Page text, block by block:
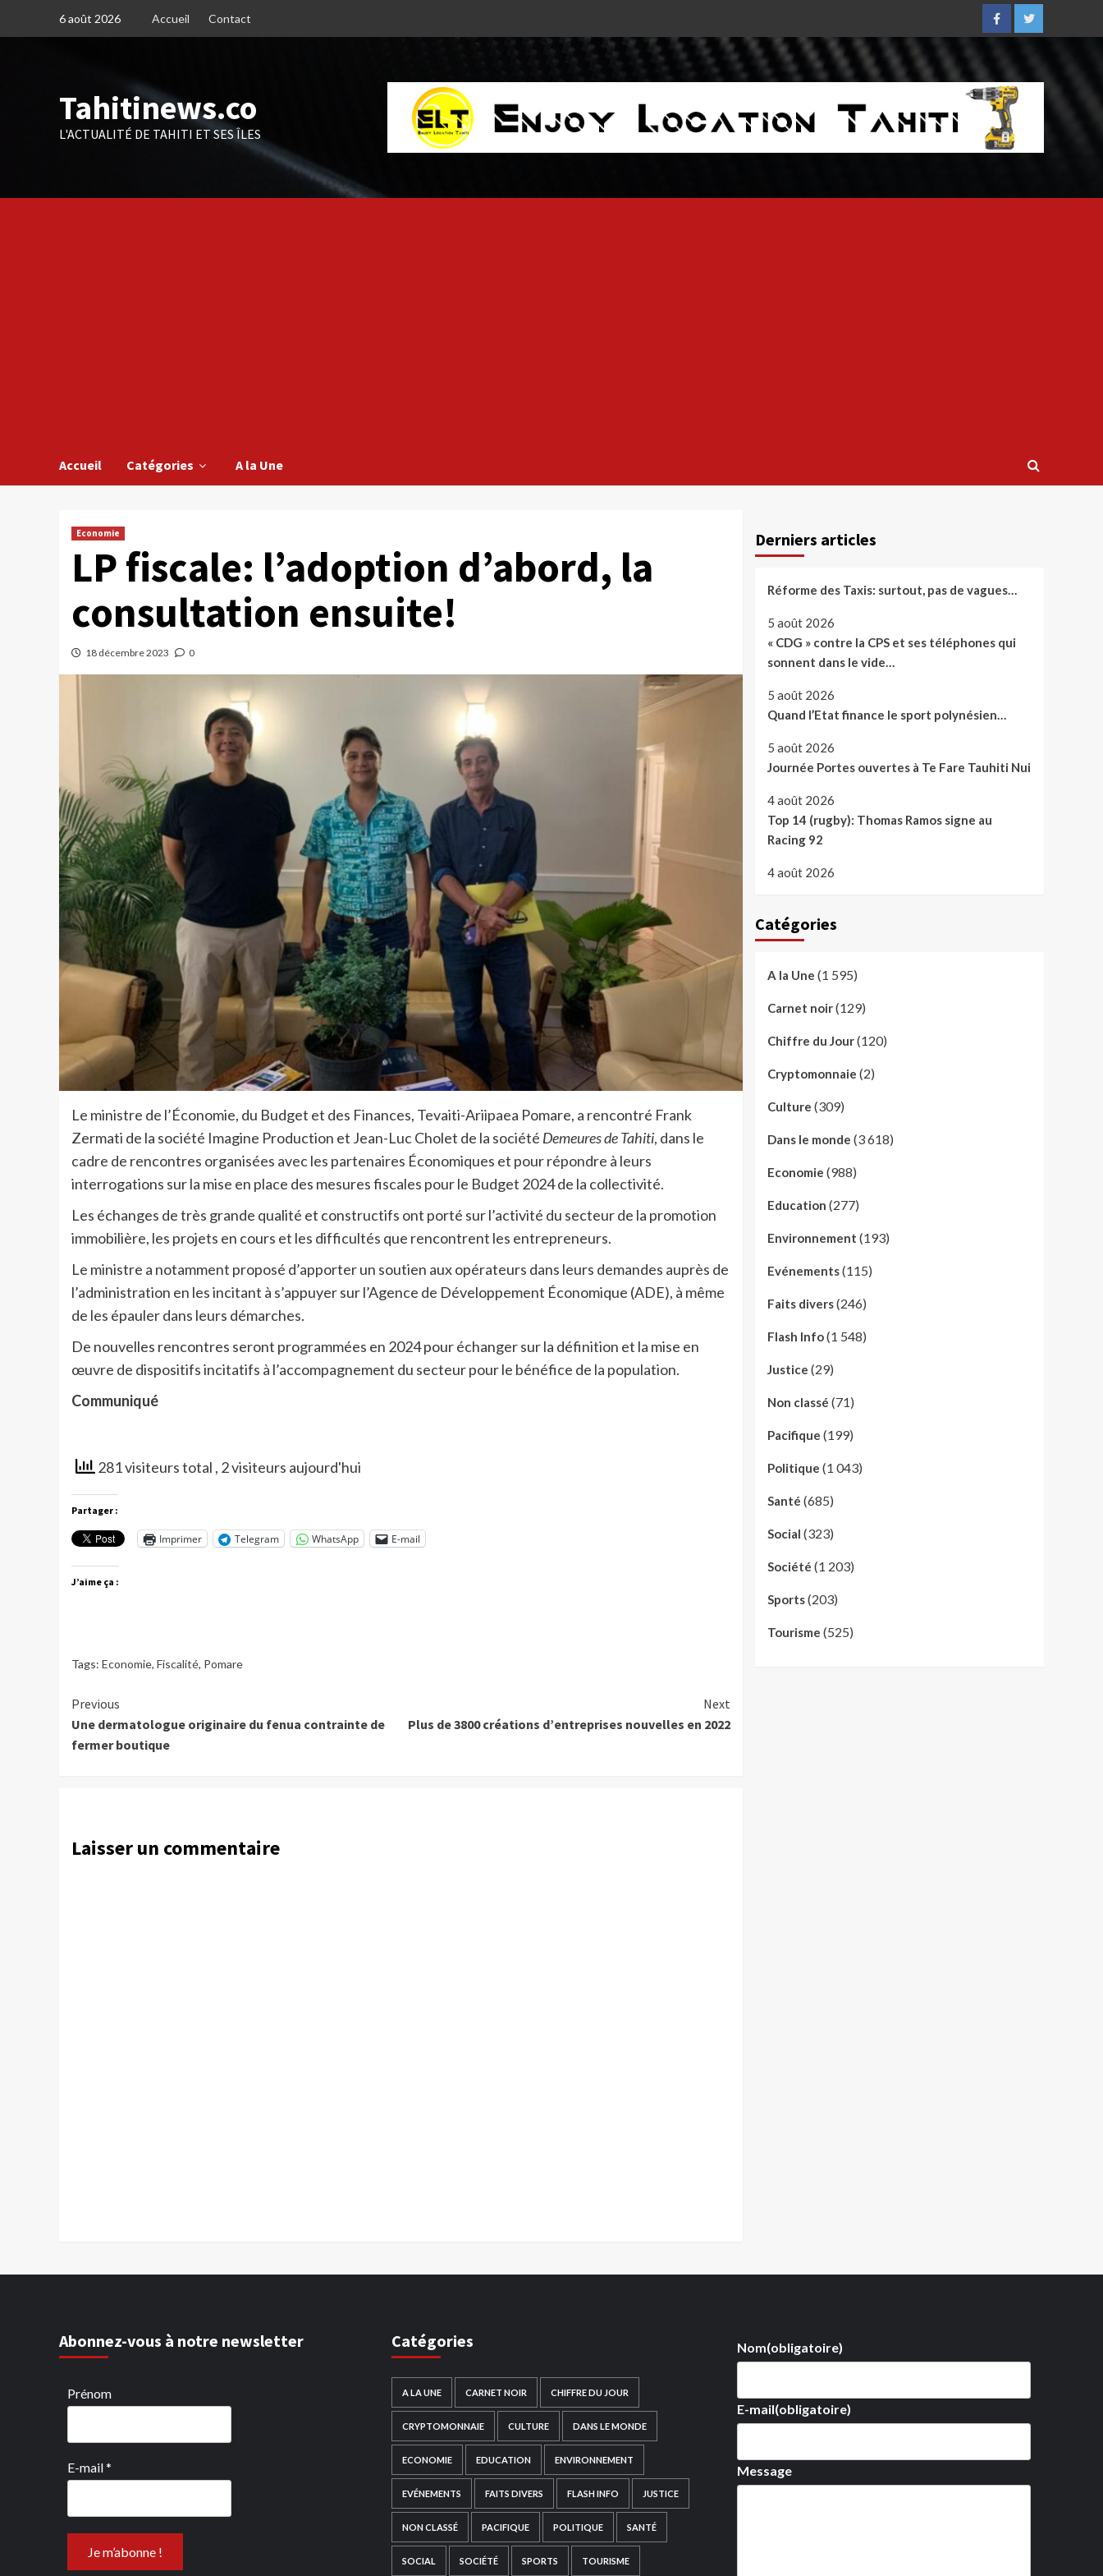
6 août 2026 Accueil Contact
FacebookTwitter
Tahitinews.co
L'ACTUALITÉ DE TAHITI ET SES ÎLES
Accueil Catégories A la Une
Economie
LP fiscale: l’adoption d’abord, la
consultation ensuite!
18 décembre 2023 0
Le ministre de l’Économie, du Budget et des Finances, Tevaiti-Ariipaea Pomare, a rencontré Frank
Zermati de la société Imagine Production et Jean-Luc Cholet de la société Demeures de Tahiti, dans le
cadre de rencontres organisées avec les partenaires Économiques et pour répondre à leurs
interrogations sur la mise en place des mesures fiscales pour le Budget 2024 de la collectivité.
Les échanges de très grande qualité et constructifs ont porté sur l’activité du secteur de la promotion
immobilière, les projets en cours et les difficultés que rencontrent les entrepreneurs.
Le ministre a notamment proposé d’apporter un soutien aux opérateurs dans leurs demandes auprès de
l’administration en les incitant à s’appuyer sur l’Agence de Développement Économique (ADE), à même
de les épauler dans leurs démarches.
De nouvelles rencontres seront programmées en 2024 pour échanger sur la définition et la mise en
œuvre de dispositifs incitatifs à l’accompagnement du secteur pour le bénéfice de la population.
Communiqué
281 visiteurs total , 2 visiteurs aujourd'hui
Partager :
Imprimer Telegram WhatsApp E-mail
J’aime ça :
Tags: Economie, Fiscalité, Pomare
Continue
Reading
Previous
Une dermatologue originaire du fenua contrainte de
fermer boutique
Next
Plus de 3800 créations d’entreprises nouvelles en 2022
Laisser un commentaire
Derniers articles
Réforme des Taxis: surtout, pas de vagues…
5 août 2026
« CDG » contre la CPS et ses téléphones qui
sonnent dans le vide…
5 août 2026
Quand l’Etat finance le sport polynésien…
5 août 2026
Journée Portes ouvertes à Te Fare Tauhiti Nui
4 août 2026
Top 14 (rugby): Thomas Ramos signe au
Racing 92
4 août 2026
Catégories
A la Une (1 595)
Carnet noir(129)
Chiffre du Jour(120)
Cryptomonnaie (2)
Culture (309)
Dans le monde (3 618)
Economie (988)
Education (277)
Environnement (193)
Evénements(115)
Faits divers(246)
Flash Info(1 548)
Justice (29)
Non classé (71)
Pacifique (199)
Politique (1 043)
Santé (685)
Social (323)
Société (1 203)
Sports(203)
Tourisme (525)
Abonnez-vous à notre newsletter
Prénom
E-mail*
Catégories
A LA UNE CARNET NOIR CHIFFRE DU JOUR
CRYPTOMONNAIE CULTURE DANS LE MONDE
ECONOMIE EDUCATION ENVIRONNEMENT
EVÉNEMENTS FAITS DIVERS FLASH INFO JUSTICE
NON CLASSÉ PACIFIQUE POLITIQUE SANTÉ
SOCIAL SOCIÉTÉ SPORTS TOURISME
Nom(obligatoire)
E-mail(obligatoire)
Message